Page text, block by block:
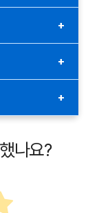
니다.
+
사유가
+
습니다.
+
인의 훈련 참석
나요?